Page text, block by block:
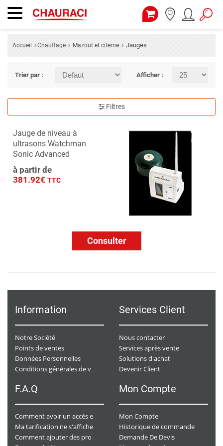
Accueil Chauffage Mazout et citerne Jauges
Trier par : Afficher :
Filtres
Jauge de niveau à
ultrasons Watchman
Sonic Advanced
à partir de
381.92€ TTC
Consulter
Information
Notre Société
Points de ventes
Données Personnelles
Services Client
Nous contacter
Services après vente
Solutions d'achat
Devenir Client
F.A.Q Mon Compte
Mon Compte
Historique de commande
Demande De Devis